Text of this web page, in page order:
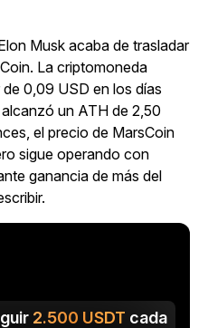
Musk acaba de trasladar
La criptomoneda
0,09 USD en los días
un ATH de 2,50
el precio de MarsCoin
sigue operando con
ganancia de más del
2.500 USDT cada